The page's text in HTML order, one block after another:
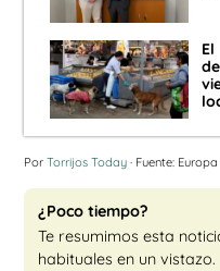
Por Torrijos Today · Fuente:
¿Poco tiempo?
Te resumimos esta
habituales en un vistazo.